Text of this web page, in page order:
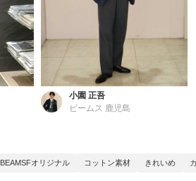
小園 正吾
ビームス 鹿児島
BEAMSFオリジナル コットン素材 きれいめ